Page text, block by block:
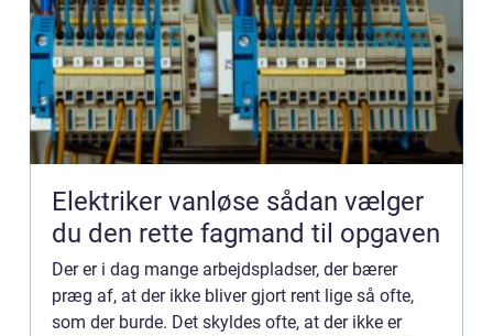
Elektriker vanløse sådan vælger
du den rette fagmand til opgaven
Der er i dag mange arbejdspladser, der bærer
præg af, at der ikke bliver gjort rent lige så ofte,
som der burde. Det skyldes ofte, at der ikke er